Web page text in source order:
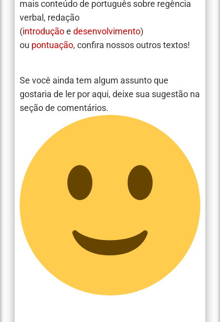
mais conteúdo de português sobre regência
verbal, redação
(introduçãoe desenvolvimento)
ou pontuação, confira nossos outros textos!
Se você ainda tem algum assunto que
gostaria de ler por aqui, deixe sua sugestão na
seção de comentários.